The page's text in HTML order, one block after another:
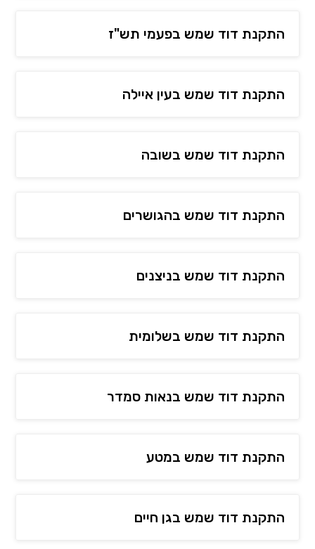
התקנת דוד שמש בפעמי תש"ז
התקנת דוד שמש בעין איילה
התקנת דוד שמש בשובה
התקנת דוד שמש בהגושרים
התקנת דוד שמש בניצנים
התקנת דוד שמש בשלומית
התקנת דוד שמש בנאות סמדר
התקנת דוד שמש במטע
התקנת דוד שמש בגן חיים